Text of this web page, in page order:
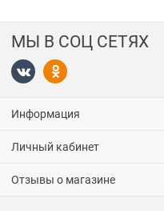
МЫ В СОЦ СЕТЯХ
Информация
Личный кабинет
Отзывы о магазине